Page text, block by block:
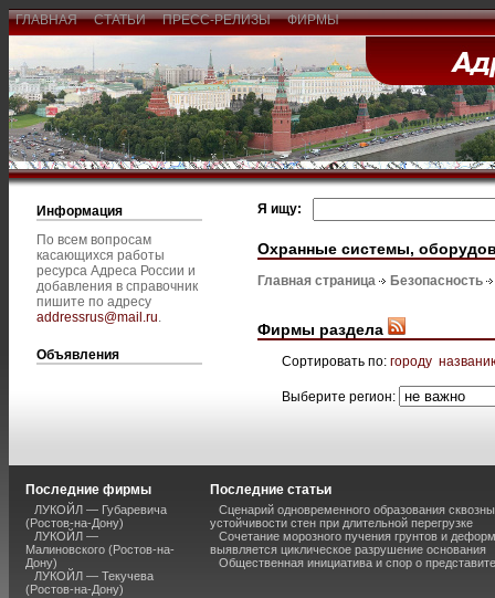
ГЛАВНАЯ СТАТЬИ ПРЕСС-РЕЛИЗЫ ФИРМЫ
Информация
По всем вопросам
касающихся работы
ресурса Адреса России и
добавления в справочник
пишите по адресу
addressrus@mail.ru.
Объявления
Я ищу:
Охранные системы,
Главная страница Безопасность
Фирмы раздела
Сортировать по: городу
Выберите регион:
Последние фирмы
ЛУКОЙЛ — Губаревича
(Ростов-на-Дону)
ЛУКОЙЛ —
Малиновского (Ростов-на-
Дону)
ЛУКОЙЛ — Текучева
(Ростов-на-Дону)
Последние статьи
Сценарий одновременного образования
устойчивости стен при длительной перегрузке
Сочетание морозного пучения грунтов и
выявляется циклическое разрушение основания
Общественная инициатива и спор о